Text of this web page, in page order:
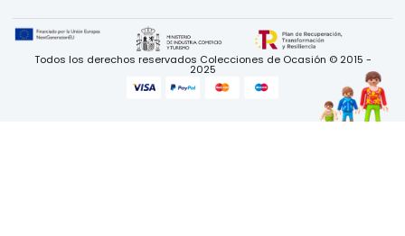
Todos los derechos reservados Colecciones de Ocasión © 2015 -
2025